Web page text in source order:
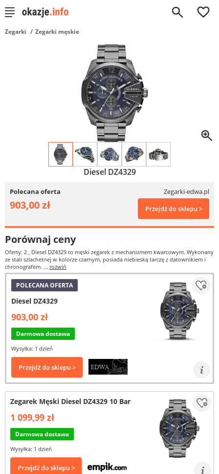
0
Zegarki Zegarki męskie
Diesel DZ4329
Polecana oferta Zegarki-edwa.pl
903,00 zł Przejdź do sklepu >
Porównaj ceny
Oferty: 2 , Diesel DZ4329 to męski zegarek z mechanizmem kwarcowym. Wykonany
ze stali szlachetnej w kolorze czarnym, posiada niebieską tarczę z datownikiem i
chronografem. ... rozwiń
POLECANA OFERTA
Diesel DZ4329
903,00 zł
Darmowa dostawa
Wysyłka: 1 dzień
Przejdź do sklepu >
Zegarek Męski Diesel DZ4329 10 Bar
1 099,99 zł
Darmowa dostawa
Wysyłka: 1 dzień
Przejdź do sklepu >